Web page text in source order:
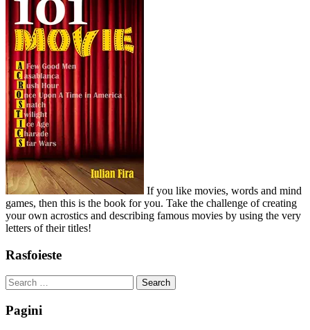
If you like movies, words and mind
games, then this is the book for you. Take the challenge of creating
your own acrostics and describing famous movies by using the very
letters of their titles!
Rasfoieste
Search
for:
Pagini